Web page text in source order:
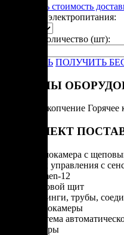
Рассчитать стоимость
Варианты электропитания:
Укажите количество (шт):
ЗАКАЗАТЬ ПОЛУЧИТЬ
РЕЖИМЫ
Холодное копчение Горячее
КОМПЛЕКТ
Термокамера с
Блок управления с
Varmen-12
Силовой щит
Фитинги, трубы,
термокамеры
Система
камеры